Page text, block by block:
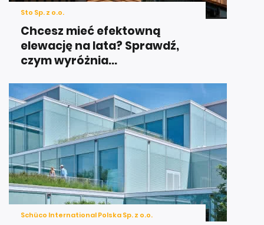
Sto Sp. z o.o.
Chcesz mieć efektowną
elewację na lata? Sprawdź,
czym wyróżnia...
Schüco International Polska Sp. z o.o.